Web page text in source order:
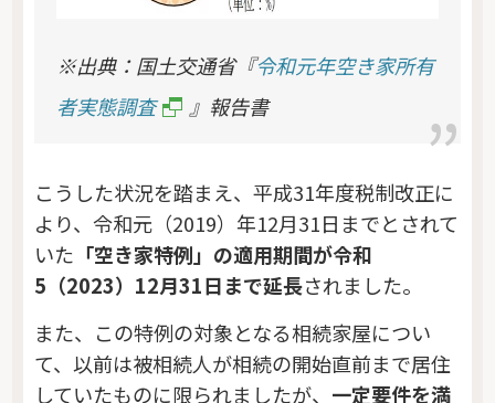
※出典：国土交通省『令和元年空き家所有
者実態調査
』報告書
こうした状況を踏まえ、平成31年度税制改正に
より、令和元（2019）年12月31日までとされて
いた 「空き家特例」の適用期間が令和
5（2023）12月31日まで延長されました。
また、この特例の対象となる相続家屋につい
て、以前は被相続人が相続の開始直前まで居住
していたものに限られましたが、 一定要件を満